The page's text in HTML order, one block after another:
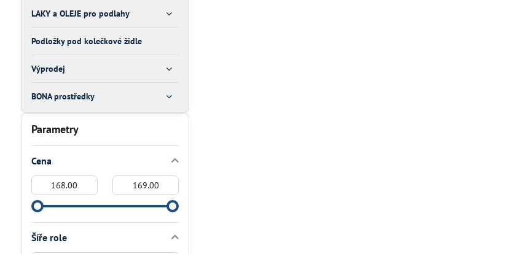
Parametry
Cena
Od:
Do:
Šíře role
LAKY a OLEJE pro podlahy
Podložky pod kolečkové židle
Výprodej
BONA prostředky